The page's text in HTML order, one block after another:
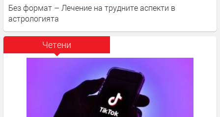
Без формат – Лечение на трудните аспекти в
астрологията
Четени